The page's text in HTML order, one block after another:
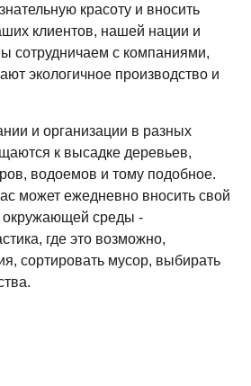
красоту и вносить
клиентов, нашей нации и
сотрудничаем с компаниями,
экологичное производство и
и организации в разных
к высадке деревьев,
водоемов и тому подобное.
может ежедневно вносить свой
окружающей среды -
где это возможно,
сортировать мусор, выбирать